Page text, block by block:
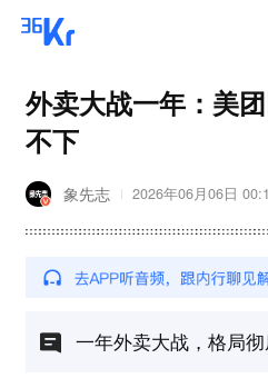
外卖大战一年：美
不下
象先志 2026年06月06日
一年外卖大战，格局